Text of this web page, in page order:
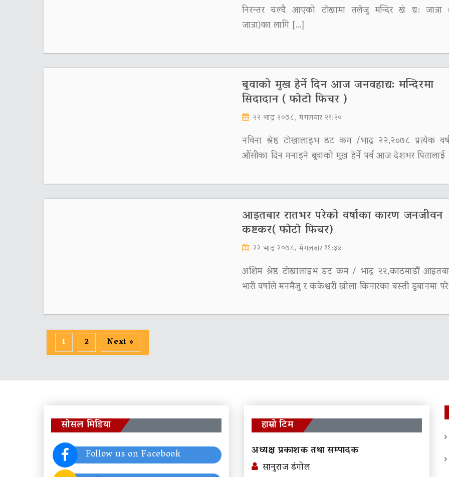
निरन्तर चल्दै आएको टाेखामा तलेजु मन्दिर खं द्य:
जात्रा)का लागि […]
बुवाको मुख हेर्ने दिन आज जनवहाद्य: मन्दिरमा
सिदादान ( फाेटाे फिचर )
२२ भाद्र २०७८, मंगलवार २१:२०
नविना श्रेष्ठ टाेखालाइभ डट कम /भाद्र २२,२०७८ प्रत्येक
औंसीका दिन मनाइने बुवाको मुख हेर्ने पर्व आज देशभर
आइतबार रातभर परेको वर्षाका कारण जनजीवन
कष्टकर( फाेटाे फिचर)
२२ भाद्र २०७८, मंगलवार ११:३४
अशिम श्रेष्ठ टाेखालाइभ डट कम / भाद्र २२,काठमाडौं
भारी वर्षाले मनमैजु र कंकेश्वरी खोला किनारका बस्ती डुबानमा
1 2 Next »
सोसल मिडिया
Follow us on Facebook
हाम्रो टिम
अध्यक्ष प्रकाशक तथा सम्पादक
सानुराज डंगोल